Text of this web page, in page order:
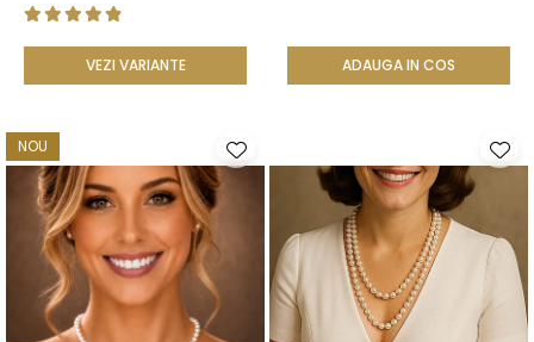
VEZI VARIANTE ADAUGA IN COS
NOU